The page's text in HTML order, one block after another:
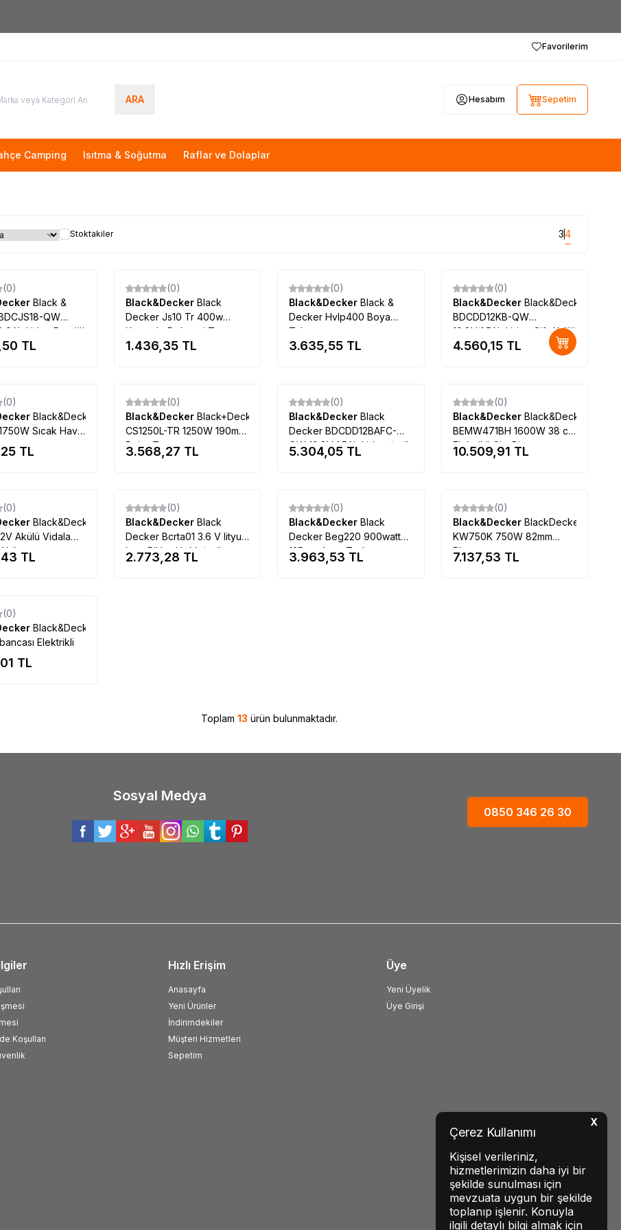
X
Çerez Kullanımı
Kişisel verileriniz,
hizmetlerimizin daha iyi bir
şekilde sunulması için
mevzuata uygun bir şekilde
toplanıp işlenir. Konuyla
ilgili detaylı bilgi almak için
Favorilerim
ARA Hesabım Sepetim
Camping Isıtma & Soğutma Raflar ve Dolaplar
Stoktakiler 34
(0)
Black &
QW
Li-Ion Pandül
Dekupaj Testere
TL
(0)
Black&Decker Black
Decker Js10 Tr 400w
Kompakt Dekupaj Testere
1.436,35TL
(0)
Black&Decker Black &
Decker Hvlp400 Boya
Tabancası
3.635,55 TL
(0)
Black&Decker Black&Decker
BDCDD12KB-QW
10.8V/1.5Ah Li-ion Çift Akülü
Vidalama
4.560,15TL
(0)
Black&Decker
Sıcak Hava
TL
(0)
Black&Decker Black+Decker
CS1250L-TR 1250W 190mm
Daire Testere
3.568,27 TL
(0)
Black&Decker Black
Decker BDCDD12BAFC-
QW 10.8V 1.5Ah Li-Ion Şarjlı
Matkap Vidalama,Taşıma
5.304,05 TL
(0)
Black&Decker Black&Decker
BEMW471BH 1600W 38 cm
Elektrikli Çim Biçme
Makinası
10.509,91 TL
(0)
Black&Decker
Akülü Vidalama
TL
(0)
Black&Decker Black
Decker Bcrta01 3.6 V lityum
Iyon Pil Led Işıklı Şarjlı
Vidalama
2.773,28 TL
(0)
Black&Decker Black
Decker Beg220 900watt
125mm Avuç Taşlama
BEG220
3.963,53 TL
(0)
Black&Decker BlackDecker
KW750K 750W 82mm
Planya
7.137,53 TL
(0)
Black&Decker
Elektrikli
TL
Toplam 13 ürün bulunmaktadır.
Sosyal Medya
0850 346 26 30
Koşulları
Hızlı Erişim
Anasayfa
Yeni Ürünler
İndirimdekiler
Müşteri Hizmetleri
Sepetim
Üye
Yeni Üyelik
Üye Girişi